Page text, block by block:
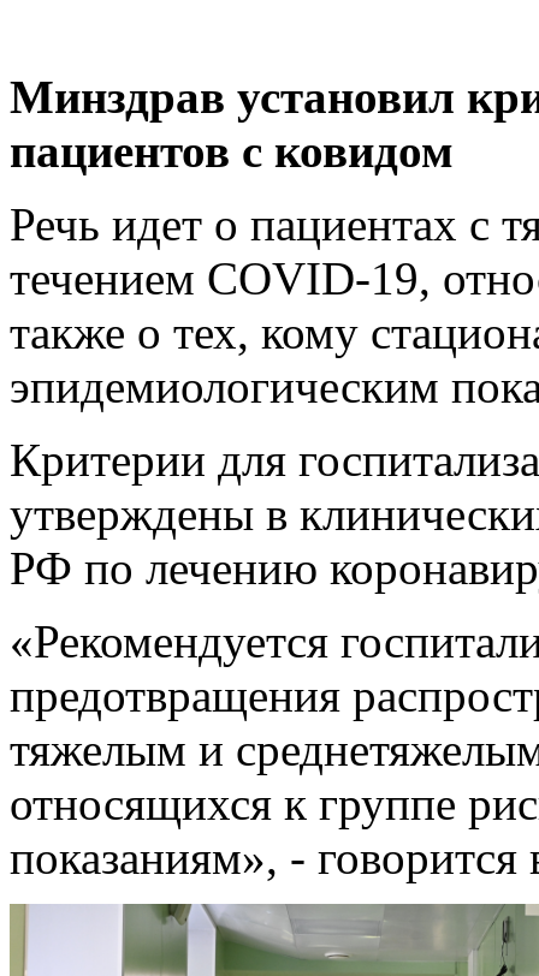
Минздрав установил
пациентов с ковидом
Речь идет о пациентах с
течением COVID-19,
также о тех, кому
эпидемиологическим
Критерии для
утверждены в
РФ по лечению
«Рекомендуется
предотвращения
тяжелым и
относящихся к группе
показаниям», - говорится